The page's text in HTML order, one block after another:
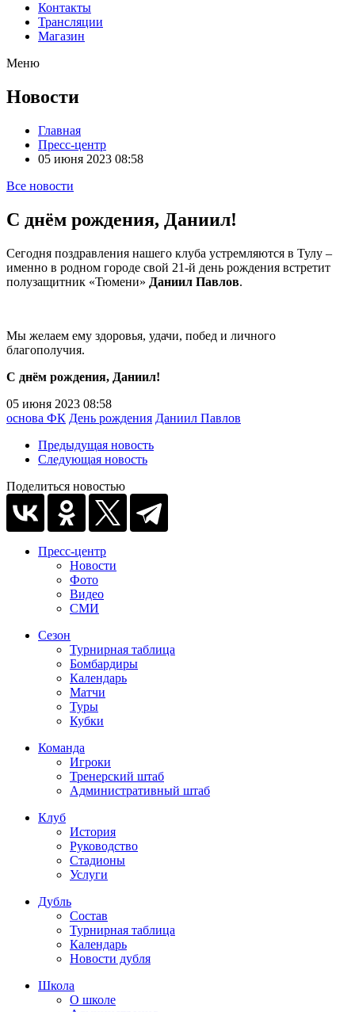
Контакты
Трансляции
Магазин
Меню
Новости
Главная
Пресс-центр
05 июня 2023 08:58
Все новости
С днём рождения, Даниил!
Сегодня поздравления нашего клуба устремляются в Тулу –
именно в родном городе свой 21-й день рождения встретит
полузащитник «Тюмени» Даниил Павлов.
Мы желаем ему здоровья, удачи, побед и личного
благополучия.
С днём рождения, Даниил!
05 июня 2023 08:58
основа ФК День рождения Даниил Павлов
Предыдущая новость
Следующая новость
Поделиться новостью
Пресс-центр
Новости
Фото
Видео
СМИ
Сезон
Турнирная таблица
Бомбардиры
Календарь
Матчи
Туры
Кубки
Команда
Игроки
Тренерский штаб
Административный штаб
Клуб
История
Руководство
Стадионы
Услуги
Дубль
Состав
Турнирная таблица
Календарь
Новости дубля
Школа
О школе